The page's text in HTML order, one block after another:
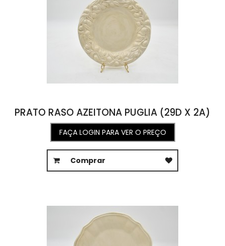
PRATO RASO AZEITONA PUGLIA (29D X 2A)
FAÇA LOGIN PARA VER O PREÇO
Comprar